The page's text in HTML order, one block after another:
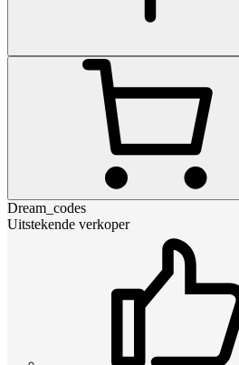
Dream_codes
Uitstekende verkoper